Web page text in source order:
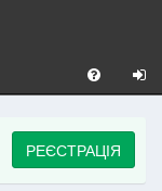
РЕЄСТРАЦІЯ